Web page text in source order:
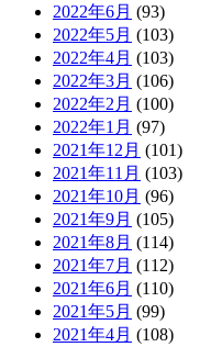
2022年6月 (93)
2022年5月 (103)
2022年4月 (103)
2022年3月 (106)
2022年2月 (100)
2022年1月 (97)
2021年12月 (101)
2021年11月 (103)
2021年10月 (96)
2021年9月 (105)
2021年8月 (114)
2021年7月 (112)
2021年6月 (110)
2021年5月 (99)
2021年4月 (108)